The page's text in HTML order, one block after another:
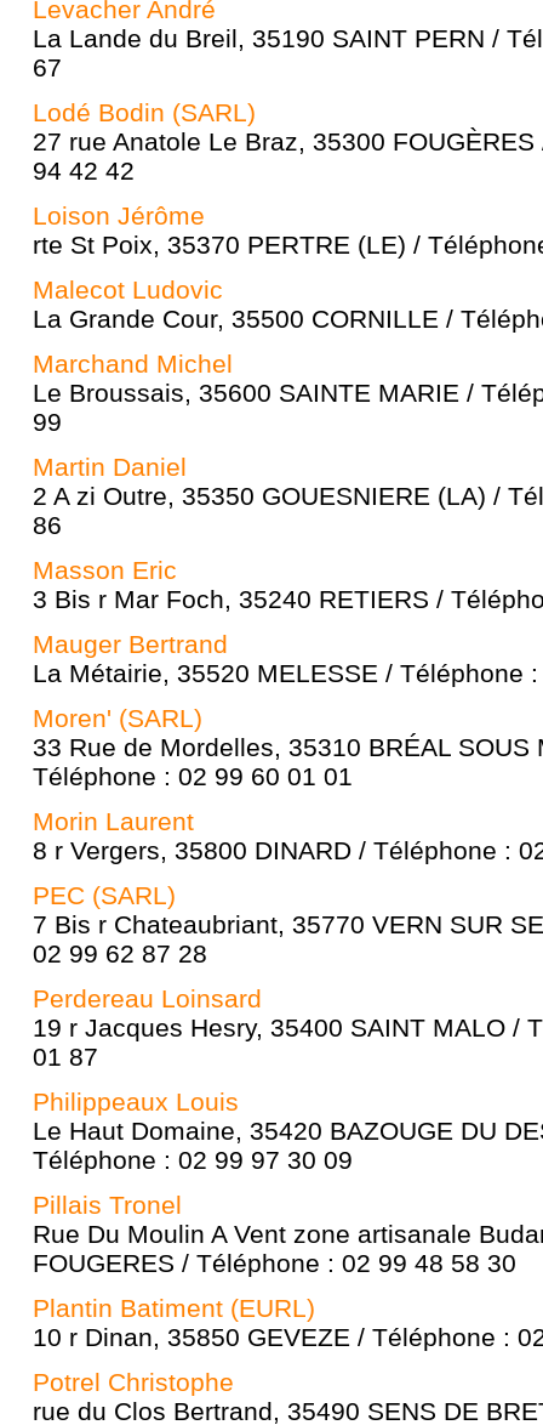
Levacher André
La Lande du Breil, 35190 SAINT PERN /
67
Lodé Bodin (SARL)
27 rue Anatole Le Braz, 35300
94 42 42
Loison Jérôme
rte St Poix, 35370 PERTRE (LE) /
Malecot Ludovic
La Grande Cour, 35500 CORNILLE /
Marchand Michel
Le Broussais, 35600 SAINTE MARIE /
99
Martin Daniel
2 A zi Outre, 35350 GOUESNIERE (LA) /
86
Masson Eric
3 Bis r Mar Foch, 35240 RETIERS /
Mauger Bertrand
La Métairie, 35520 MELESSE / Téléphone
Moren' (SARL)
33 Rue de Mordelles, 35310 BRÉAL SOUS
Téléphone : 02 99 60 01 01
Morin Laurent
8 r Vergers, 35800 DINARD / Téléphone :
PEC (SARL)
7 Bis r Chateaubriant, 35770 VERN SUR
02 99 62 87 28
Perdereau Loinsard
19 r Jacques Hesry, 35400 SAINT MALO /
01 87
Philippeaux Louis
Le Haut Domaine, 35420 BAZOUGE DU
Téléphone : 02 99 97 30 09
Pillais Tronel
Rue Du Moulin A Vent zone artisanale
FOUGERES / Téléphone : 02 99 48 58 30
Plantin Batiment (EURL)
10 r Dinan, 35850 GEVEZE / Téléphone :
Potrel Christophe
rue du Clos Bertrand, 35490 SENS DE